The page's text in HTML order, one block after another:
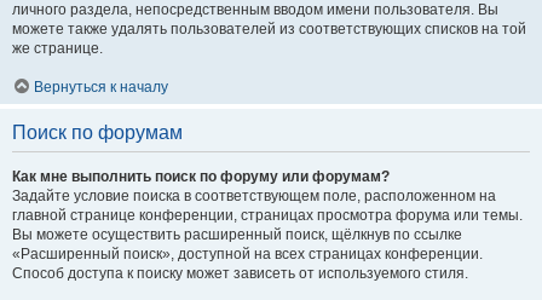
личного раздела, непосредственным вводом имени пользователя. Вы
можете также удалять пользователей из соответствующих списков на той
же странице.
Вернуться к началу
Поиск по форумам
Как мне выполнить поиск по форуму или форумам?
Задайте условие поиска в соответствующем поле, расположенном на
главной странице конференции, страницах просмотра форума или темы.
Вы можете осуществить расширенный поиск, щёлкнув по ссылке
«Расширенный поиск», доступной на всех страницах конференции.
Способ доступа к поиску может зависеть от используемого стиля.